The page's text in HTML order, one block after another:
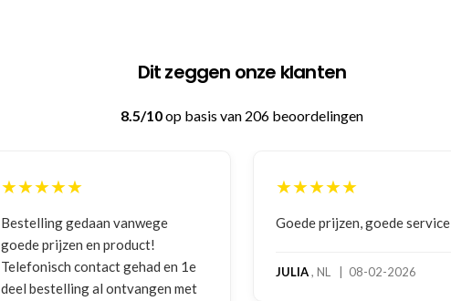
Dit zeggen onze klanten
8.5/10op basis van 206 beoordelingen
★★★★★
Bestelling gedaan vanwege
goede prijzen en product!
Telefonisch contact gehad en 1e
deel bestelling al ontvangen met
★★★★★
Goede prijzen, goede service
JULIA, NL | 08-02-2026